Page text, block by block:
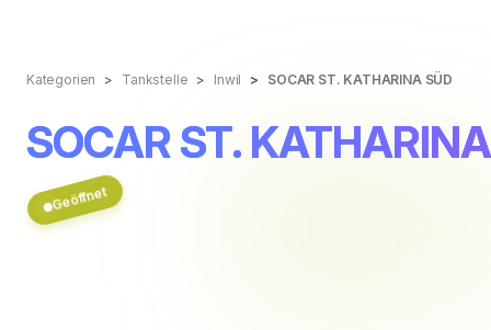
Kategorien Tankstelle Inwil SOCAR ST. KATHARINA SÜD
SOCAR ST.
Geöffnet